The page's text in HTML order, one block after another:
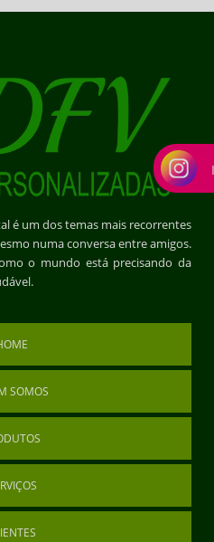
é um dos temas mais recorrentes
numa conversa entre amigos.
o mundo está precisando da
SOMOS